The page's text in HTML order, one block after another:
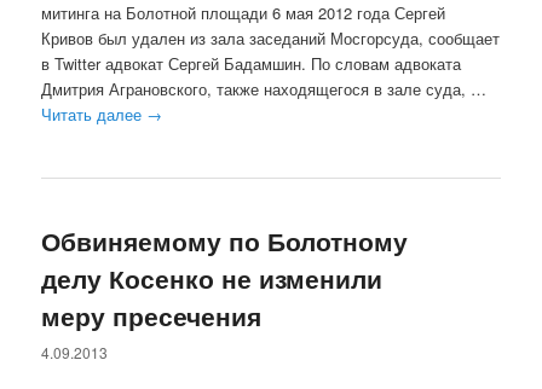
митинга на Болотной площади 6 мая 2012 года Сергей
Кривов был удален из зала заседаний Мосгорсуда, сообщает
в Twitter адвокат Сергей Бадамшин. По словам адвоката
Дмитрия Аграновского, также находящегося в зале суда, …
Читать далее →
Обвиняемому по Болотному
делу Косенко не изменили
меру пресечения
4.09.2013